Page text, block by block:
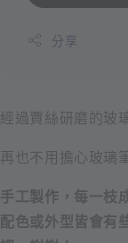
分享
經過賈絲研磨的玻
再也不用擔心玻璃
手工製作，每一枝
配色或外型皆會有